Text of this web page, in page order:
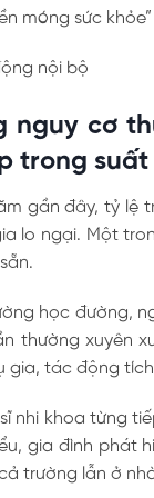
móng sức
nguy cơ
trong
gần đây, tỷ lệ
lo ngại. Một
học đường,
thường xuyên
gia, tác động
nhi khoa từng
gia đình phát
trường lẫn ở